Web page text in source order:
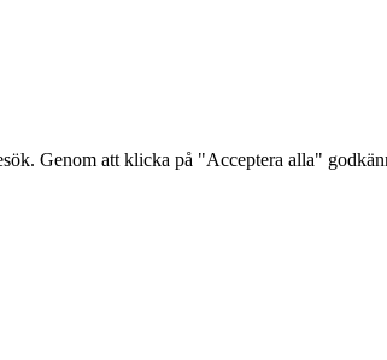
Genom att klicka på "Acceptera alla"